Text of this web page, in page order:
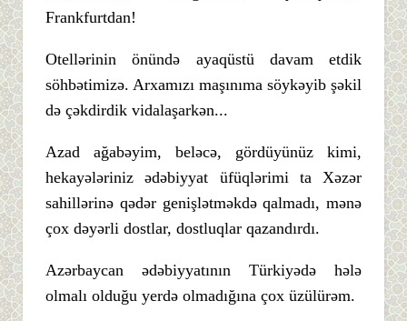
Frankfurtdan!
Otellərinin önündə ayaqüstü davam etdik
söhbətimizə. Arxamızı maşınıma söykəyib şəkil
də çəkdirdik vidalaşarkən...
Azad ağabəyim, beləcə, gördüyünüz kimi,
hekayələriniz ədəbiyyat üfüqlərimi ta Xəzər
sahillərinə qədər genişlətməkdə qalmadı, mənə
çox dəyərli dostlar, dostluqlar qazandırdı.
Azərbaycan ədəbiyyatının Türkiyədə hələ
olmalı olduğu yerdə olmadığına çox üzülürəm.